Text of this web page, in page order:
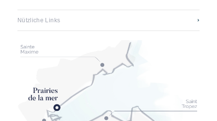
Nützliche Links
Stellenangebote Riviera Villages
Broschüren, pläne und preise
Die entwicklung des strandes von pampelonne
Unsere partner